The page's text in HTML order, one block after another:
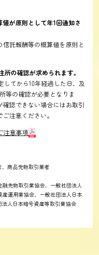
が原則として年1回通知さ
託報酬等の概算値を原則と
の確認が求められます。
してから10年経過した日、及
等の確認が必要となりま
認できない場合にはお取引
注意ください。
注意事項
商品先物取引業者
先物取引業協会、一般社団法人
運用業協会、一般社団法人日本
人日本暗号資産等取引業協会